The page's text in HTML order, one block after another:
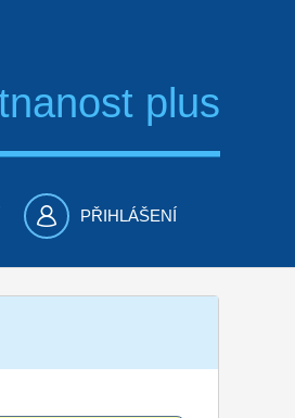
plus
PŘIHLÁŠENÍ